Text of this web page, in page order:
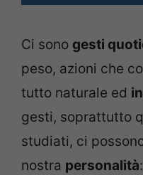
Ci sono gesti
peso, azioni che
tutto naturale ed
gesti, soprattutto
studiati, ci
nostra personalità